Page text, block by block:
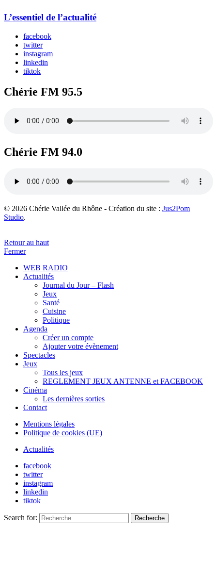
L’essentiel de l’actualité
facebook
twitter
instagram
linkedin
tiktok
Chérie FM 95.5
Chérie FM 94.0
© 2026 Chérie Vallée du Rhône - Création du site : Jus2Pom
Studio.
Retour au haut
Fermer
WEB RADIO
Actualités
Journal du Jour – Flash
Jeux
Santé
Cuisine
Politique
Agenda
Créer un compte
Ajouter votre évènement
Spectacles
Jeux
Tous les jeux
REGLEMENT JEUX ANTENNE et FACEBOOK
Cinéma
Les dernières sorties
Contact
Mentions légales
Politique de cookies (UE)
Actualités
facebook
twitter
instagram
linkedin
tiktok
Search for: Recherche